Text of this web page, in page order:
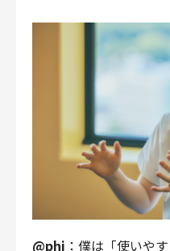
@phi ：僕は「使いや